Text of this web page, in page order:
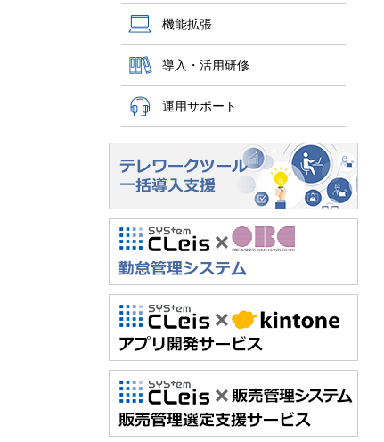
機能拡張
導入・活用研修
運用サポート